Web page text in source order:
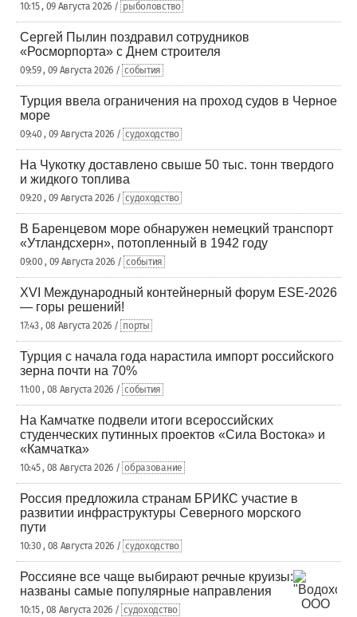
10:15 , 09 Августа 2026 / рыболовство
Сергей Пылин поздравил сотрудников
«Росморпорта» с Днем строителя
09:59 , 09 Августа 2026 / события
Турция ввела ограничения на проход судов в Черное
море
09:40 , 09 Августа 2026 / судоходство
На Чукотку доставлено свыше 50 тыс. тонн твердого
и жидкого топлива
09:20 , 09 Августа 2026 / судоходство
В Баренцевом море обнаружен немецкий транспорт
«Утландсхерн», потопленный в 1942 году
09:00 , 09 Августа 2026 / события
XVI Международный контейнерный форум ESE-2026
— горы решений!
17:43 , 08 Августа 2026 / порты
Турция с начала года нарастила импорт российского
зерна почти на 70%
11:00 , 08 Августа 2026 / события
На Камчатке подвели итоги всероссийских
студенческих путинных проектов «Сила Востока» и
«Камчатка»
10:45 , 08 Августа 2026 / образование
Россия предложила странам БРИКС участие в
развитии инфраструктуры Северного морского
пути
10:30 , 08 Августа 2026 / судоходство
Россияне все чаще выбирают речные круизы:
названы самые популярные направления
10:15 , 08 Августа 2026 / судоходство